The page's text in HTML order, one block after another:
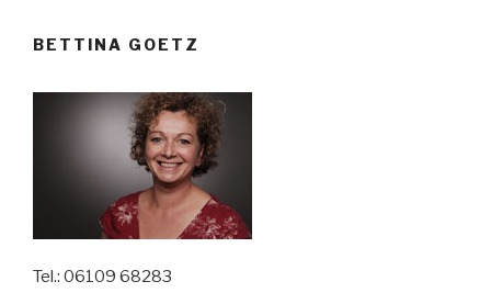
BETTINA GOETZ
Tel.: 06109 68283